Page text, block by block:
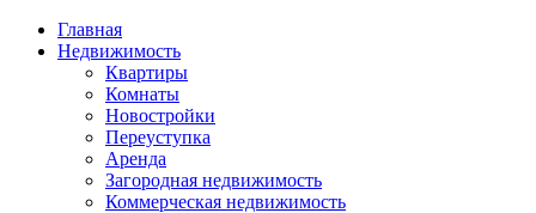
Главная
Недвижимость
Квартиры
Комнаты
Новостройки
Переуступка
Аренда
Загородная недвижимость
Коммерческая недвижимость